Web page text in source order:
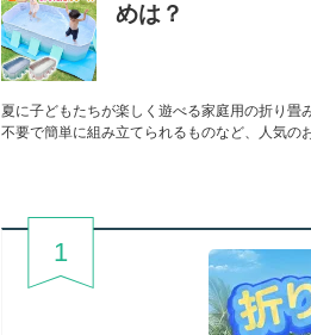
めは？
夏に子どもたちが楽しく遊べる家庭用の折り
不要で簡単に組み立てられるものなど、人気の
1